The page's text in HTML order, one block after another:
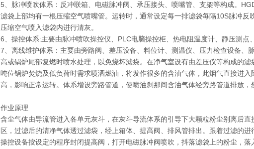
5、脉冲喷吹体系：反冲联箱、电磁脉冲阀、承压接头、喷嘴管、支架等构成。
滤袋上部均有一根压缩空气喷嘴管。运转时，通常设定每一排滤袋每隔10S脉冲反
压缩空气喷入滤袋内进行清灰。
6、操控体系:主要由脉冲喷吹操控仪、PLC电脑操控柜、热电阻温度计、静压测点
7、离线维护体系：主要由旁路阀、差压设备、料位计、测温仪、压力检查设备、
高或锅炉尾部复燃时喷水处理，以免烧坏滤袋。在净气室设有由差压仪等构成的
吨位锅炉焚烧及低负荷时需求喷洒燃油，将发作很多的含油气体，此烟气直接进
高，影响正常运转。体系增设旁路管道，使喷油刹那间含油气体经旁路管道排放，
作业原理
含尘气体由导流管进入各单元灰斗，在灰斗导流体系的引导下大颗粒粉尘别离后
区，过滤后的清净气体透过滤袋，经上箱体、提高阀、排风管排出。跟着过滤的
操控设备按设定的程序封闭提高阀，打开电磁脉冲阀喷吹，抖落滤袋上的粉尘，落